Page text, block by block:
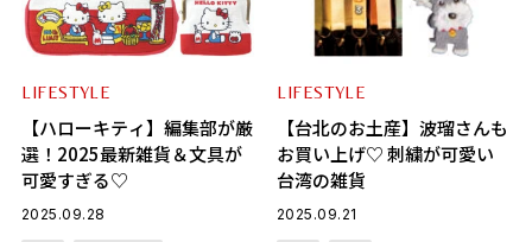
LIFESTYLE
【ハローキティ】編集部が厳
選！2025最新雑貨＆文具が
可愛すぎる♡
2025.09.28
LIFESTYLE
【台北のお土産】波瑠さんも
お買い上げ♡ 刺繍が可愛い
台湾の雑貨
2025.09.21